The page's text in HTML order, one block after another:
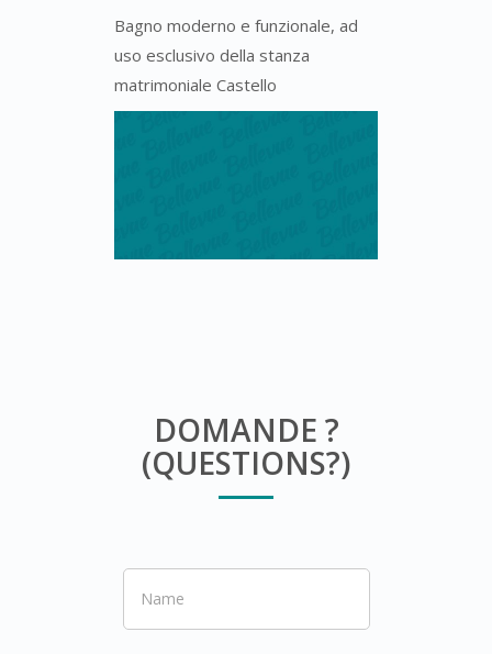
Bagno moderno e funzionale, ad
uso esclusivo della stanza
matrimoniale Castello
DOMANDE ?
(QUESTIONS?)